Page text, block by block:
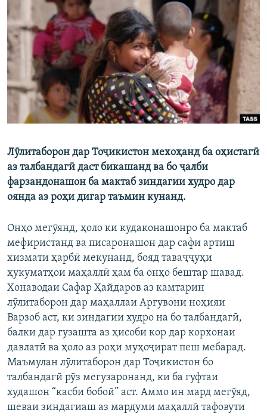
ГУЗОРИШҲОИ РАДИОӢ
Русский
ПАЙГИРӢ КУНЕД
Лӯлитаборон дар Тоҷикистон мехоҳанд ба оҳистагӣ
аз талбандагӣ даст бикашанд ва бо ҷалби
фарзандонашон ба мактаб зиндагии худро дар
оянда аз роҳи дигар таъмин кунанд.
Онҳо мегӯянд, ҳоло ки кудаконашонро ба мактаб
мефиристанд ва писаронашон дар сафи артиш
хизмати ҳарбӣ мекунанд, бояд таваҷҷуҳи
ҳукуматҳои маҳаллӣ ҳам ба онҳо бештар шавад.
Хонаводаи Сафар Ҳайдаров аз камтарин
лӯлитаборон дар маҳаллаи Арғувони ноҳияи
Варзоб аст, ки зиндагии худро на бо талбандагӣ,
балки дар гузашта аз ҳисоби кор дар корхонаи
давлатӣ ва ҳоло аз роҳи муҳоҷират пеш мебарад.
Маъмулан лӯлитаборон дар Тоҷикистон бо
талбандагӣ рӯз мегузаронанд, ки ба гуфтаи
худашон “касби бобоӣ” аст. Аммо ин мард мегӯяд,
шеваи зиндагиаш аз мардуми маҳаллӣ тафовути